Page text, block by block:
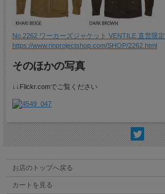
No.2262 ワーカーズジャケット VENTILE 直営限定
https://www.rinprojectshop.com/SHOP/2262.html
そのほかの写真
↓↓Flickr.comでご覧ください
お店のトップへ戻る
カートを見る